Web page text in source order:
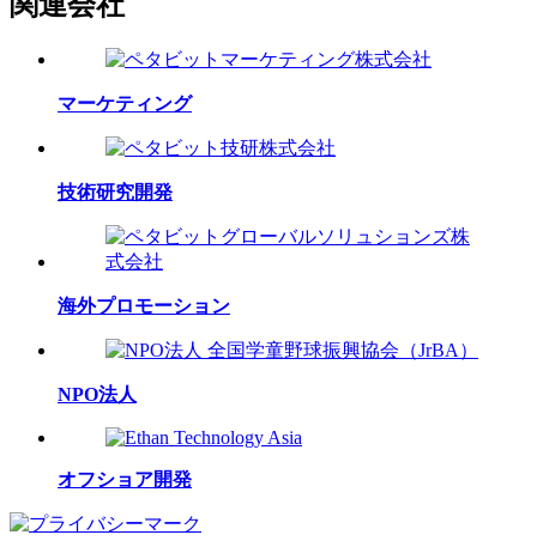
マーケティング
技術研究開発
海外プロモーション
NPO法人
オフショア開発